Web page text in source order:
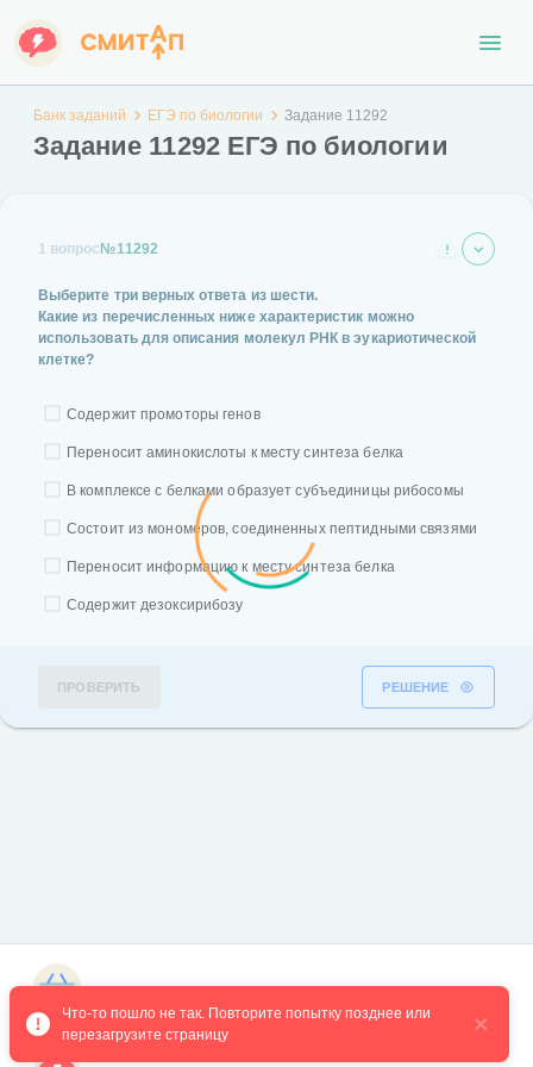
Банк заданий ЕГЭ по биологии Задание 11292
Задание 11292 ЕГЭ по биологии
1 вопрос №11292
Выберите три верных ответа из шести.
Какие из перечисленных ниже характеристик можно
использовать для описания молекул РНК в эукариотической
клетке?
Содержит промоторы генов
Переносит аминокислоты к месту синтеза белка
В комплексе с белками образует субъединицы рибосомы
Состоит из мономеров, соединенных пептидными связями
Переносит информацию к месту синтеза белка
Содержит дезоксирибозу
ПРОВЕРИТЬ РЕШЕНИЕ
Что-то пошло не так. Повторите попытку позднее или
перезагрузите страницу